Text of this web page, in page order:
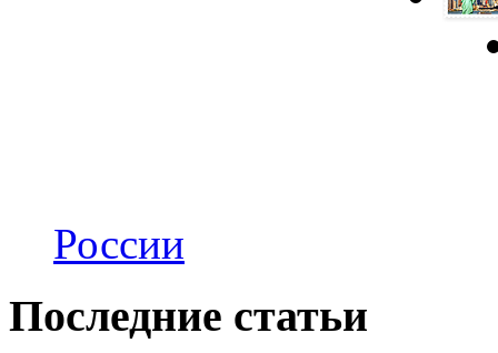
России
Последние статьи